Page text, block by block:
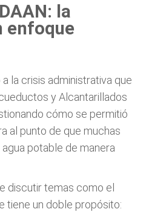
la
enfoque
la crisis administrativa que
y Alcantarillados
cómo se permitió
al punto de que muchas
potable de manera
discutir temas como el
tiene un doble propósito: